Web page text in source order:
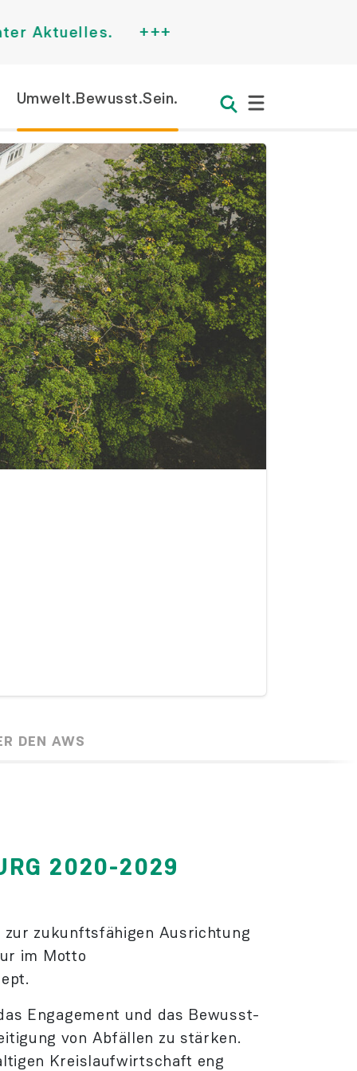
+++
Umwelt.Bewusst.Sein.
DEN AWS
2020-2029
zukunfts­fähigen Ausrichtung
im Motto
Engage­ment und das Bewusst­
von Abfällen zu stärken.
Kreislaufwirtschaft eng